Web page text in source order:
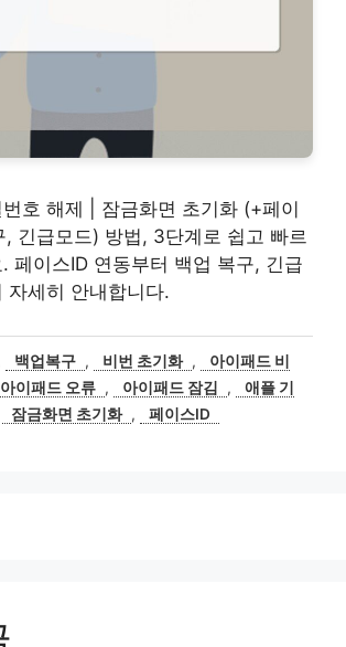
호 해제 | 잠금화면 초기화 (+페이
, 긴급모드) 방법, 3단계로 쉽고 빠르
페이스ID 연동부터 백업 복구, 긴급
자세히 안내합니다.
백업복구 , 비번 초기화 ,
아이패드 비
아이패드 오류 , 아이패드 잠김 ,
애플 기
잠금화면 초기화 , 페이스ID